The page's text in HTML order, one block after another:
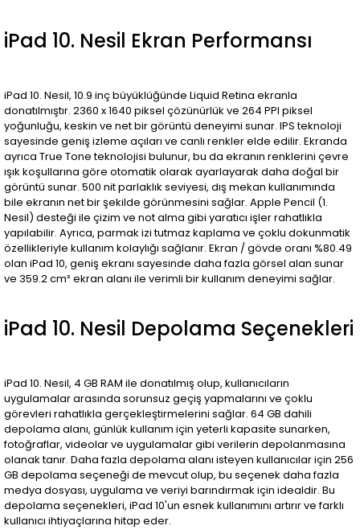
iPad 10. Nesil Ekran Performansı
iPad 10. Nesil, 10.9 inç büyüklüğünde Liquid Retina ekranla
donatılmıştır. 2360 x 1640 piksel çözünürlük ve 264 PPI piksel
yoğunluğu, keskin ve net bir görüntü deneyimi sunar. IPS teknoloji
sayesinde geniş izleme açıları ve canlı renkler elde edilir. Ekranda
ayrıca True Tone teknolojisi bulunur, bu da ekranın renklerini çevre
ışık koşullarına göre otomatik olarak ayarlayarak daha doğal bir
görüntü sunar. 500 nit parlaklık seviyesi, dış mekan kullanımında
bile ekranın net bir şekilde görünmesini sağlar. Apple Pencil (1.
Nesil) desteği ile çizim ve not alma gibi yaratıcı işler rahatlıkla
yapılabilir. Ayrıca, parmak izi tutmaz kaplama ve çoklu dokunmatik
özellikleriyle kullanım kolaylığı sağlanır. Ekran / gövde oranı %80.49
olan iPad 10, geniş ekranı sayesinde daha fazla görsel alan sunar
ve 359.2 cm² ekran alanı ile verimli bir kullanım deneyimi sağlar.
iPad 10. Nesil Depolama Seçenekleri
iPad 10. Nesil, 4 GB RAM ile donatılmış olup, kullanıcıların
uygulamalar arasında sorunsuz geçiş yapmalarını ve çoklu
görevleri rahatlıkla gerçekleştirmelerini sağlar. 64 GB dahili
depolama alanı, günlük kullanım için yeterli kapasite sunarken,
fotoğraflar, videolar ve uygulamalar gibi verilerin depolanmasına
olanak tanır. Daha fazla depolama alanı isteyen kullanıcılar için 256
GB depolama seçeneği de mevcut olup, bu seçenek daha fazla
medya dosyası, uygulama ve veriyi barındırmak için idealdir. Bu
depolama seçenekleri, iPad 10'un esnek kullanımını artırır ve farklı
kullanıcı ihtiyaçlarına hitap eder.